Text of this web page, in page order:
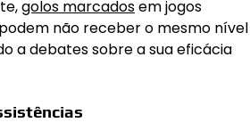
golos marcadosem jogos
não receber o mesmo nível
a debates sobre a sua eficácia